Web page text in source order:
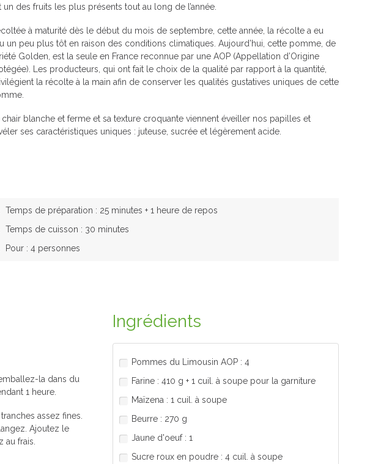
un des fruits les plus présents tout au long de l’année.
à maturité dès le début du mois de septembre, cette année, la récolte a eu
un peu plus tôt en raison des conditions climatiques. Aujourd’hui, cette pomme, de
Golden, est la seule en France reconnue par une AOP (Appellation d’Origine
Les producteurs, qui ont fait le choix de la qualité par rapport à la quantité,
la récolte à la main afin de conserver les qualités gustatives uniques de cette
chair blanche et ferme et sa texture croquante viennent éveiller nos papilles et
ses caractéristiques uniques : juteuse, sucrée et légèrement acide.
Temps de préparation : 25 minutes + 1 heure de repos
Temps de cuisson : 30 minutes
Pour : 4 personnes
la dans du
1 heure.
assez fines.
Ajoutez le
frais.
Ingrédients
Pommes du Limousin AOP : 4
Farine : 410 g + 1 cuil. à soupe pour la garniture
Maïzena : 1 cuil. à soupe
Beurre : 270 g
Jaune d'oeuf : 1
Sucre roux en poudre : 4 cuil. à soupe